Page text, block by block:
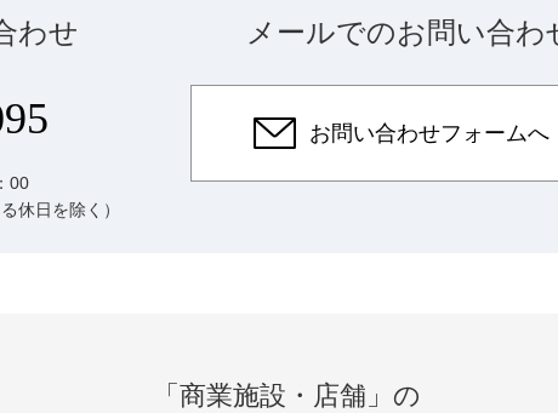
わせ
00
休日を除く）
メールでのお問い合わ
お問い合わせフォームへ
「商業施設・店舗」の